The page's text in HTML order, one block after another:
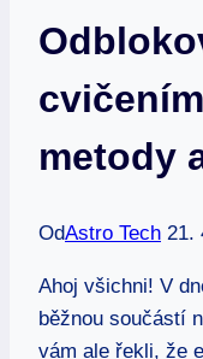
metody
OdAstro Tech 21.
Ahoj všichni! V
běžnou součástí
vám ale řekli, že